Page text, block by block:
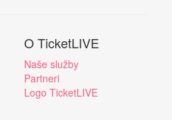
O TicketLIVE
Naše služby
Partneri
Logo TicketLIVE